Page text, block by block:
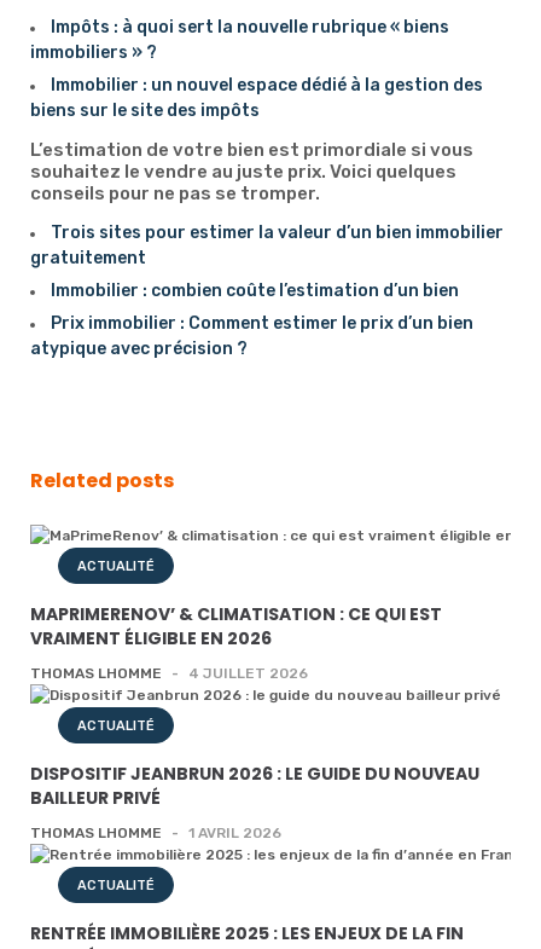
Impôts : à quoi sert la nouvelle rubrique « biens
immobiliers » ?
Immobilier : un nouvel espace dédié à la gestion des
biens sur le site des impôts
L’estimation de votre bien est primordiale si vous
souhaitez le vendre au juste prix. Voici quelques
conseils pour ne pas se tromper.
Trois sites pour estimer la valeur d’un bien immobilier
gratuitement
Immobilier : combien coûte l’estimation d’un bien
Prix immobilier : Comment estimer le prix d’un bien
atypique avec précision ?
Related posts
ACTUALITÉ
MAPRIMERENOV’ & CLIMATISATION : CE QUI EST
VRAIMENT ÉLIGIBLE EN 2026
THOMAS LHOMME - 4 JUILLET 2026
ACTUALITÉ
DISPOSITIF JEANBRUN 2026 : LE GUIDE DU NOUVEAU
BAILLEUR PRIVÉ
THOMAS LHOMME - 1 AVRIL 2026
ACTUALITÉ
RENTRÉE IMMOBILIÈRE 2025 : LES ENJEUX DE LA FIN